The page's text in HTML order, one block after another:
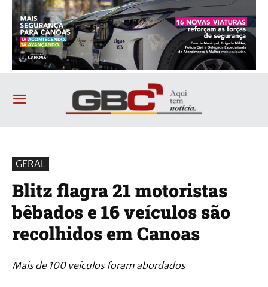
GERAL
Blitz flagra 21 motoristas
bêbados e 16 veículos são
recolhidos em Canoas
Mais de 100 veículos foram abordados